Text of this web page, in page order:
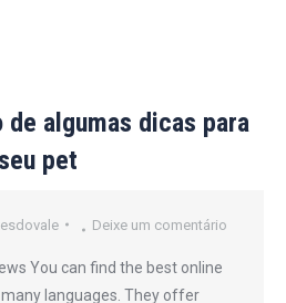
algumas dicas para
pet
Deixe um comentário
You can find the best online
languages. They offer